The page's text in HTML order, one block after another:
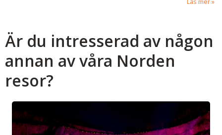
Är du intresserad av någon
annan av våra Norden
resor?